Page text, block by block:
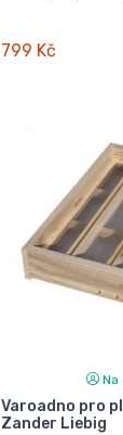
799 Kč
Na
Varoadno pro
Zander Liebig